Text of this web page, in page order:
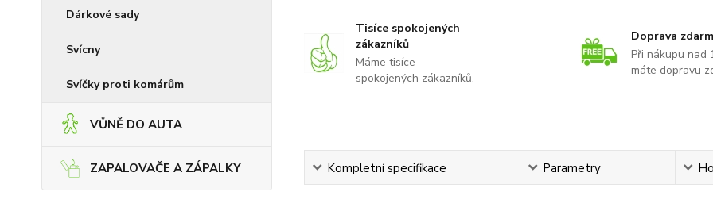
Dárkové sady
Svícny
Svíčky proti komárům
VŮNĚ DO AUTA
ZAPALOVAČE A ZÁPALKY
Tisíce spokojených
zákazníků
Máme tisíce
spokojených zákazníků.
Doprava
Při nákupu nad
máte dopravu
Kompletní specifikace Parametry